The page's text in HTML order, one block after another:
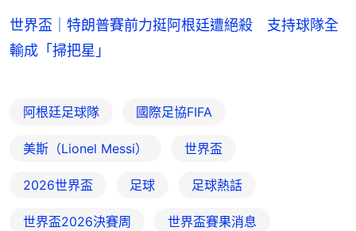
世界盃｜特朗普賽前力挺阿根廷遭絕殺 支持球隊全
輸成「掃把星」
阿根廷足球隊 國際足協FIFA
美斯（Lionel Messi） 世界盃
2026世界盃 足球 足球熱話
世界盃2026決賽周 世界盃賽果消息